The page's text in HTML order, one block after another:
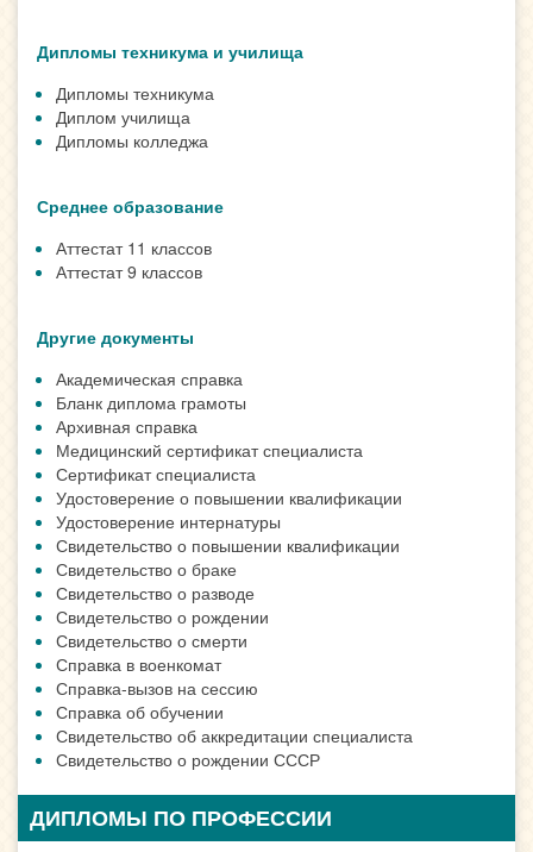
Дипломы техникума и училища
Дипломы техникума
Диплом училища
Дипломы колледжа
Среднее образование
Аттестат 11 классов
Аттестат 9 классов
Другие документы
Академическая справка
Бланк диплома грамоты
Архивная справка
Медицинский сертификат специалиста
Сертификат специалиста
Удостоверение о повышении квалификации
Удостоверение интернатуры
Свидетельство о повышении квалификации
Свидетельство о браке
Свидетельство о разводе
Свидетельство о рождении
Свидетельство о смерти
Справка в военкомат
Справка-вызов на сессию
Справка об обучении
Свидетельство об аккредитации специалиста
Свидетельство о рождении СССР
ДИПЛОМЫ ПО ПРОФЕССИИ